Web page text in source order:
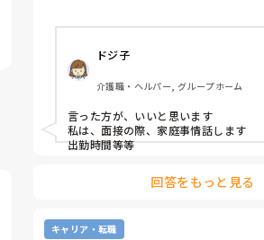
アルバイトなので希望休が取れるの
障害があるとか言わなくていいかな
時から伝える必要ってあるのでしょう
ドジ子
介護職・ヘルパー, グループホーム
言った方が、いいと思います
私は、面接の際、家庭事情話します
出勤時間等等
回答をもっと見る
キャリア・転職